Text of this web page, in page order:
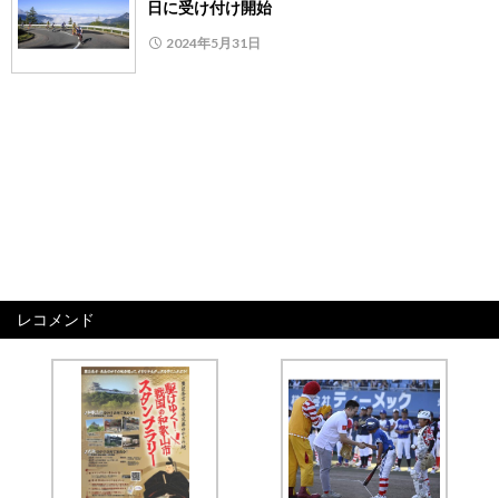
日に受け付け開始
2024年5月31日
レコメンド